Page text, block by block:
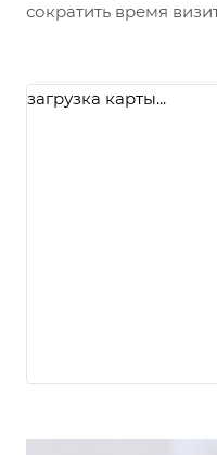
сократить время
загрузка карты...